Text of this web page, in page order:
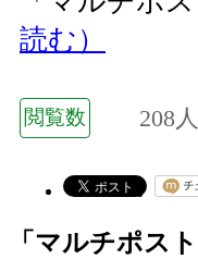
読む）
閲覧数 208人
「マルチポス